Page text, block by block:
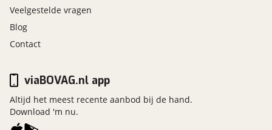
Veelgestelde vragen
Blog
Contact
viaBOVAG.nl app
Altijd het meest recente aanbod bij de hand.
Download 'm nu.